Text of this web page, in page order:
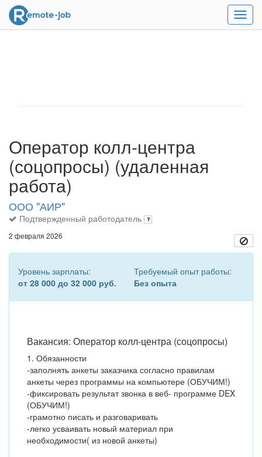
Меню
Оператор колл-центра
(соцопросы) (удаленная
работа)
ООО "АИР"
Подтвержденный работодатель
2 февраля 2026
Уровень зарплаты:
от 28 000 до 32 000 руб.
Требуемый опыт работы:
Без опыта
Вакансия: Оператор колл-центра (соцопросы)
1. Обязанности
-заполнять анкеты заказчика согласно правилам
анкеты через программы на компьютере (ОБУЧИМ!)
-фиксировать результат звонка в веб- программе DEX
(ОБУЧИМ!)
-грамотно писать и разговаривать
-легко усваивать новый материал при
необходимости( из новой анкеты)